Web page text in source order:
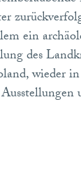
ein
des
wieder